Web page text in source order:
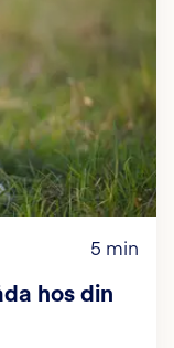
5 min
hos din